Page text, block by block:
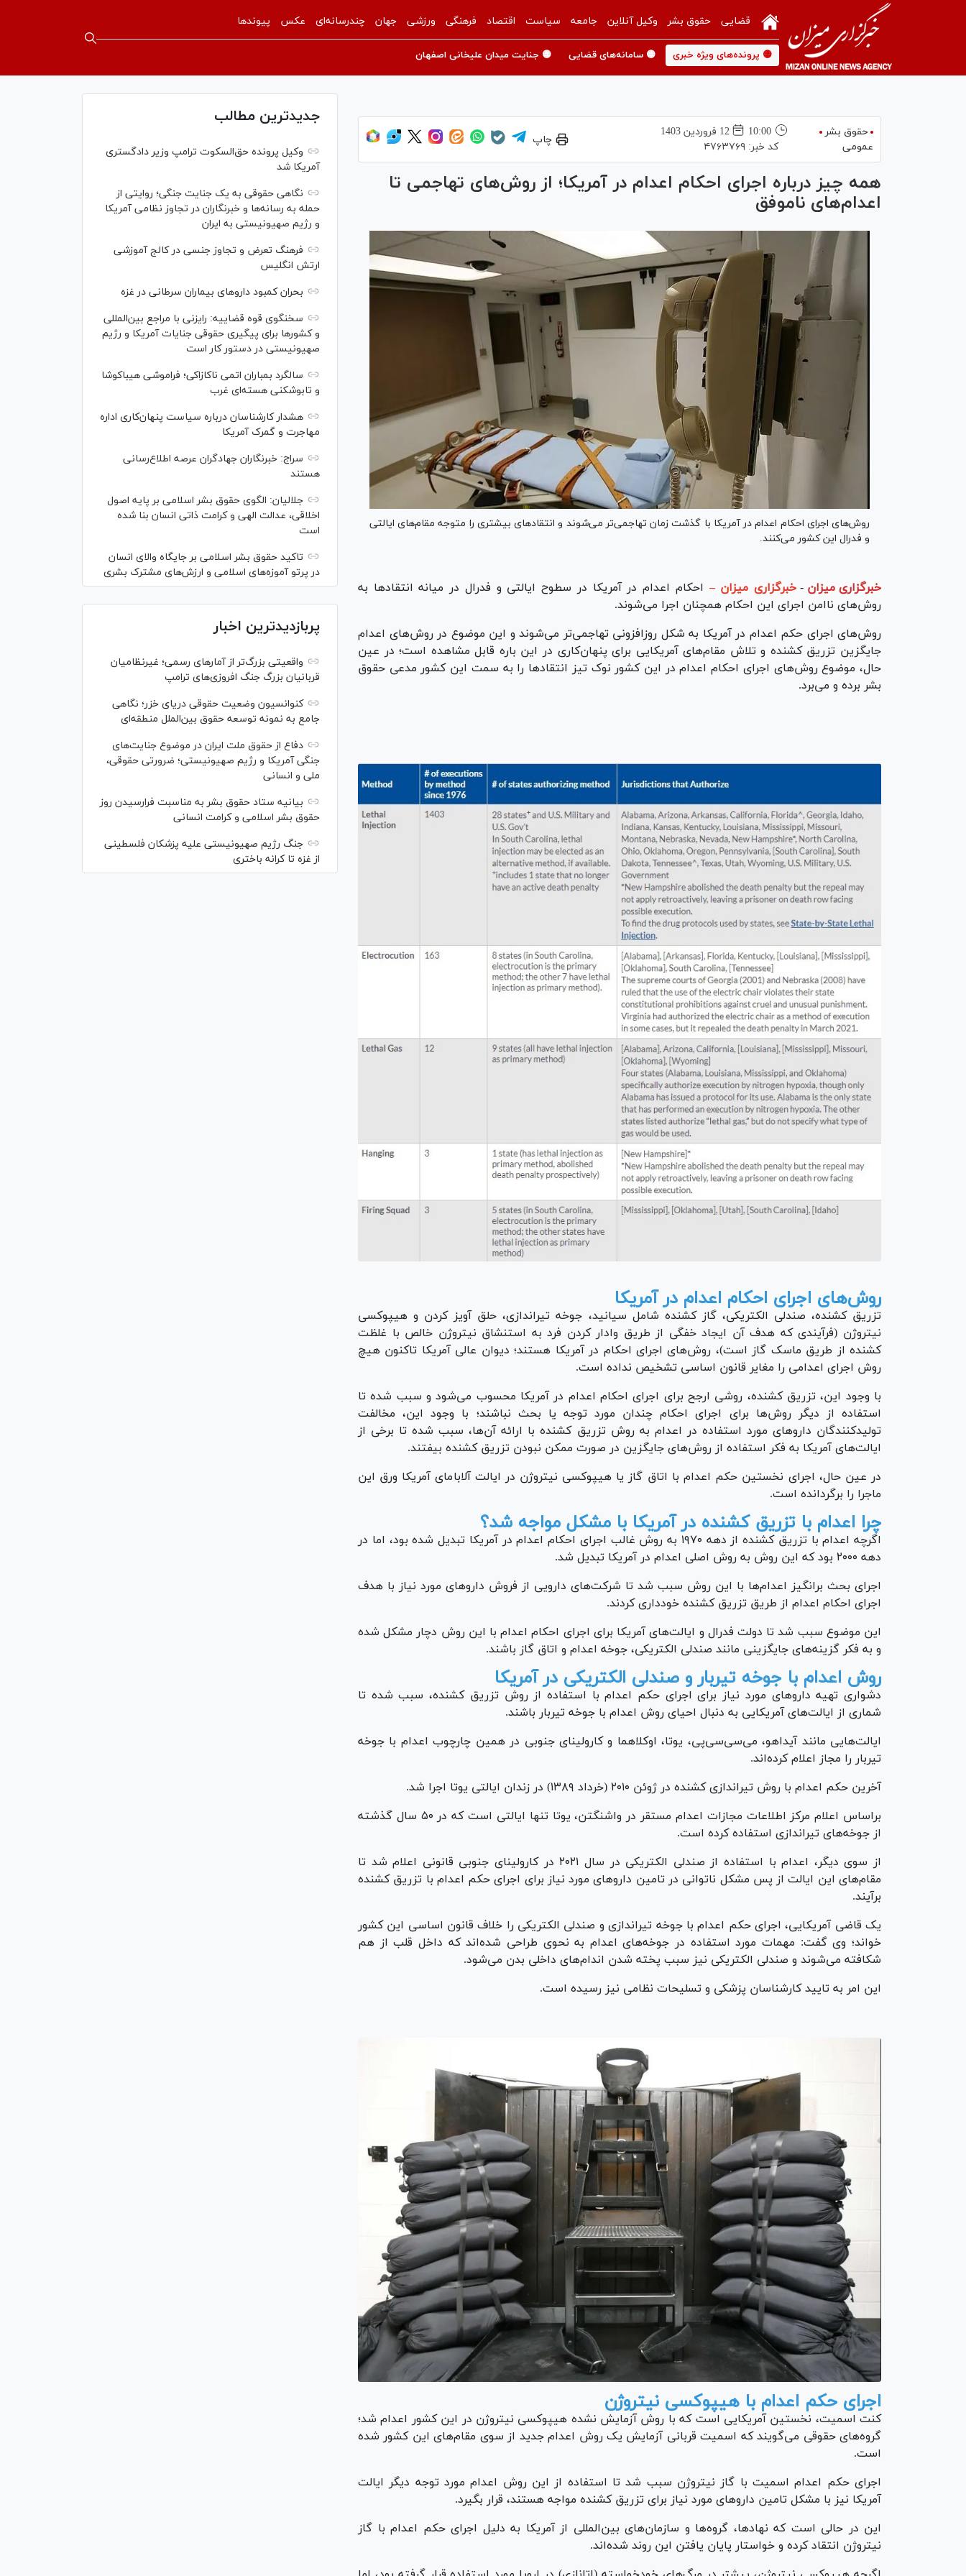
قضایی حقوق بشر وکیل آنلاین جامعه سیاست اقتصاد فرهنگی ورزشی جهان چندرسانه‌ای عکس پیوندها
🟡 پرونده‌های ویژه خبری 🟡 سامانه‌های قضایی 🟡 جنایت میدان علیخانی اصفهان
حقوق بشر
عمومی
10:00
12 فروردين 1403
کد خبر: ۴۷۶۳۷۶۹
چاپ
همه چیز درباره اجرای احکام اعدام در آمریکا؛ از روش‌های تهاجمی تا
اعدام‌های ناموفق
روش‌های اجرای احکام اعدام در آمریکا با گذشت زمان تهاجمی‌تر می‌شوند و انتقادهای بیشتری را متوجه مقام‌های ایالتی
و فدرال این کشور می‌کنند.
خبرگزاری میزان - خبرگزاری میزان – احکام اعدام در آمریکا در سطوح ایالتی و فدرال در میانه انتقاد‌ها به
روش‌های ناامن اجرای این احکام همچنان اجرا می‌شوند.
روش‌های اجرای حکم اعدام در آمریکا به شکل روزافزونی تهاجمی‌تر می‌شوند و این موضوع در روش‌های اعدام
جایگزین تزریق کشنده و تلاش مقام‌های آمریکایی برای پنهان‌کاری در این باره قابل مشاهده است؛ در عین
حال، موضوع روش‌های اجرای احکام اعدام در این کشور نوک تیز انتقاد‌ها را به سمت این کشور مدعی حقوق
بشر برده و می‌برد.
روش‌های اجرای احکام اعدام در آمریکا
تزریق کشنده، صندلی الکتریکی، گاز کشنده شامل سیانید، جوخه تیراندازی، حلق آویز کردن و هیپوکسی
نیتروژن (فرآیندی که هدف آن ایجاد خفگی از طریق وادار کردن فرد به استنشاق نیتروژن خالص با غلظت
کشنده از طریق ماسک گاز است)، روش‌های اجرای احکام در آمریکا هستند؛ دیوان عالی آمریکا تاکنون هیچ
روش اجرای اعدامی را مغایر قانون اساسی تشخیص نداده است.
با وجود این، تزریق کشنده، روشی ارجح برای اجرای احکام اعدام در آمریکا محسوب می‌شود و سبب شده تا
استفاده از دیگر روش‌ها برای اجرای احکام چندان مورد توجه یا بحث نباشند؛ با وجود این، مخالفت
تولیدکنندگان دارو‌های مورد استفاده در اعدام به روش تزریق کشنده با ارائه آن‌ها، سبب شده تا برخی از
ایالت‌های آمریکا به فکر استفاده از روش‌های جایگزین در صورت ممکن نبودن تزریق کشنده بیفتند.
در عین حال، اجرای نخستین حکم اعدام با اتاق گاز یا هیپوکسی نیتروژن در ایالت آلابامای آمریکا ورق این
ماجرا را برگردانده است.
چرا اعدام با تزریق کشنده در آمریکا با مشکل مواجه شد؟
اگرچه اعدام با تزریق کشنده از دهه ۱۹۷۰ به روش غالب اجرای احکام اعدام در آمریکا تبدیل شده بود، اما در
دهه ۲۰۰۰ بود که این روش به روش اصلی اعدام در آمریکا تبدیل شد.
اجرای بحث برانگیز اعدام‌ها با این روش سبب شد تا شرکت‌های دارویی از فروش دارو‌های مورد نیاز با هدف
اجرای احکام اعدام از طریق تزریق کشنده خودداری کردند.
این موضوع سبب شد تا دولت فدرال و ایالت‌های آمریکا برای اجرای احکام اعدام با این روش دچار مشکل شده
و به فکر گزینه‌های جایگزینی مانند صندلی الکتریکی، جوخه اعدام و اتاق گاز باشند.
روش اعدام با جوخه تیربار و صندلی الکتریکی در آمریکا
دشواری تهیه دارو‌های مورد نیاز برای اجرای حکم اعدام با استفاده از روش تزریق کشنده، سبب شده تا
شماری از ایالت‌های آمریکایی به دنبال احیای روش اعدام با جوخه تیربار باشند.
ایالت‌هایی مانند آیداهو، می‌سی‌سی‌پی، یوتا، اوکلاهما و کارولینای جنوبی در همین چارچوب اعدام با جوخه
تیربار را مجاز اعلام کرده‌اند.
آخرین حکم اعدام با روش تیراندازی کشنده در ژوئن ۲۰۱۰ (خرداد ۱۳۸۹) در زندان ایالتی یوتا اجرا شد.
براساس اعلام مرکز اطلاعات مجازات اعدام مستقر در واشنگتن، یوتا تنها ایالتی است که در ۵۰ سال گذشته
از جوخه‌های تیراندازی استفاده کرده است.
از سوی دیگر، اعدام با استفاده از صندلی الکتریکی در سال ۲۰۲۱ در کارولینای جنوبی قانونی اعلام شد تا
مقام‌های این ایالت از پس مشکل ناتوانی در تامین دارو‌های مورد نیاز برای اجرای حکم اعدام با تزریق کشنده
برآیند.
یک قاضی آمریکایی، اجرای حکم اعدام با جوخه تیراندازی و صندلی الکتریکی را خلاف قانون اساسی این کشور
خواند؛ وی گفت: مهمات مورد استفاده در جوخه‌های اعدام به نحوی طراحی شده‌اند که داخل قلب از هم
شکافته می‌شوند و صندلی الکتریکی نیز سبب پخته شدن اندام‌های داخلی بدن می‌شود.
این امر به تایید کارشناسان پزشکی و تسلیحات نظامی نیز رسیده است.
اجرای حکم اعدام با هیپوکسی نیتروژن
کنت اسمیت، نخستین آمریکایی است که با روش آزمایش نشده هیپوکسی نیتروژن در این کشور اعدام شد؛
گروه‌های حقوقی می‌گویند که اسمیت قربانی آزمایش یک روش اعدام جدید از سوی مقام‌های این کشور شده
است.
اجرای حکم اعدام اسمیت با گاز نیتروژن سبب شد تا استفاده از این روش اعدام مورد توجه دیگر ایالت
آمریکا نیز با مشکل تامین دارو‌های مورد نیاز برای تزریق کشنده مواجه هستند، قرار بگیرد.
این در حالی است که نهادها، گروه‌ها و سازمان‌های بین‌المللی از آمریکا به دلیل اجرای حکم اعدام با گاز
نیتروژن انتقاد کرده و خواستار پایان یافتن این روند شده‌اند.
جدیدترین مطالب
وکیل پرونده حق‌السکوت ترامپ وزیر دادگستری
آمریکا شد
نگاهی حقوقی به یک جنایت جنگی؛ روایتی از
حمله به رسانه‌ها و خبرنگاران در تجاوز نظامی آمریکا
و رژیم صهیونیستی به ایران
فرهنگ تعرض و تجاوز جنسی در کالج آموزشی
ارتش انگلیس
بحران کمبود دارو‌های بیماران سرطانی در غزه
سخنگوی قوه قضاییه: رایزنی‌ با مراجع بین‌المللی
و کشور‌ها برای پیگیری حقوقی جنایات آمریکا و رژیم
صهیونیستی در دستور کار است
سالگرد بمباران اتمی ناکازاکی؛ فراموشی هیباکوشا
و تابوشکنی هسته‌ای غرب
هشدار کارشناسان درباره سیاست پنهان‌کاری اداره
مهاجرت و گمرک آمریکا
سراج: خبرنگاران جهادگران عرصه اطلاع‌رسانی
هستند
جلالیان: الگوی حقوق بشر اسلامی بر پایه اصول
اخلاقی، عدالت الهی و کرامت ذاتی انسان بنا شده
است
تاکید حقوق بشر اسلامی بر جایگاه والای انسان
در پرتو آموزه‌های اسلامی و ارزش‌های مشترک بشری
پربازدیدترین اخبار
واقعیتی بزرگ‌تر از آمار‌های رسمی؛ غیرنظامیان
قربانیان بزرگ جنگ افروزی‌های ترامپ
کنوانسیون وضعیت حقوقی دریای خزر؛ نگاهی
جامع به نمونه توسعه حقوق بین‌الملل منطقه‌ای
دفاع از حقوق ملت ایران در موضوع جنایت‌های
جنگی آمریکا و رژیم صهیونیستی؛ ضرورتی حقوقی،
ملی و انسانی
بیانیه ستاد حقوق بشر به مناسبت فرارسیدن روز
حقوق بشر اسلامی و کرامت انسانی
جنگ رژیم صهیونیستی علیه پزشکان فلسطینی
از غزه تا کرانه باختری